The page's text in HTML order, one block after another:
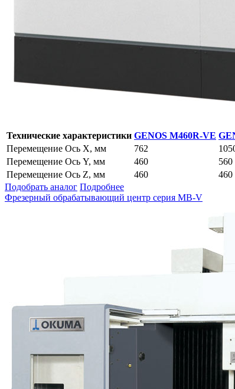
Технические характеристики GENOS M460R-VE
Перемещение Ось Х, мм
762
Перемещение Ось Y, мм
460
560
Перемещение Ось Z, мм
460
460
Подобрать аналог Подробнее
Фрезерный обрабатывающий центр серия MB-V